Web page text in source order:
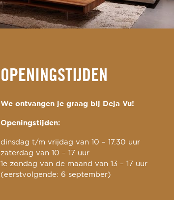
OPENINGSTIJDEN
We ontvangen je graag bij Deja Vu!
Openingstijden:
dinsdag t/m vrijdag van 10 – 17.30 uur
zaterdag van 10 – 17 uur
1e zondag van de maand van 13 – 17 uur
(eerstvolgende: 6 september)